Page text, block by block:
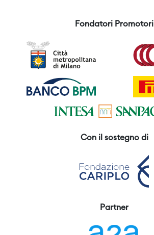
Fondatori Promotori
Con il sostegno di
Partner